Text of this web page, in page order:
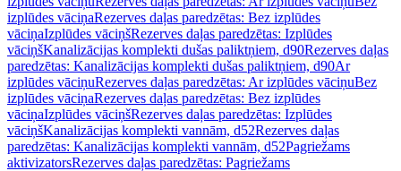
izplūdes vāciņaRezerves daļas paredzētas: Bez izplūdes
vāciņaIzplūdes vāciņšRezerves daļas paredzētas: Izplūdes
vāciņšKanalizācijas komplekti dušas paliktņiem, d90Rezerves daļas
paredzētas: Kanalizācijas komplekti dušas paliktņiem, d90Ar
izplūdes vāciņuRezerves daļas paredzētas: Ar izplūdes vāciņuBez
izplūdes vāciņaRezerves daļas paredzētas: Bez izplūdes
vāciņaIzplūdes vāciņšRezerves daļas paredzētas: Izplūdes
vāciņšKanalizācijas komplekti vannām, d52Rezerves daļas
paredzētas: Kanalizācijas komplekti vannām, d52Pagriežams
aktivizatorsRezerves daļas paredzētas: Pagriežams